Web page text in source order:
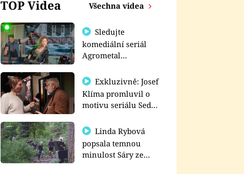
TOP Videa Všechna videa
Sledujte
komediální seriál
Agrometal
prima+
Exkluzivně: Josef
Klíma promluvil o
motivu seriálu Sedm
Linda Rybová
popsala temnou
minulost Sáry ze